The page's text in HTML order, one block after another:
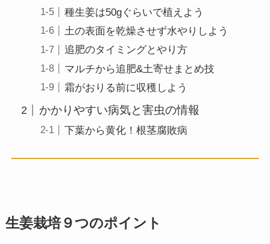
種生姜は50gぐらいで植えよう
土の表面を乾燥させず水やりしよう
追肥のタイミングとやり方
マルチから追肥&土寄せまとめ技
霜がおりる前に収穫しよう
かかりやすい病気と害虫の情報
下葉から黄化！根茎腐敗病
生姜栽培９つのポイント